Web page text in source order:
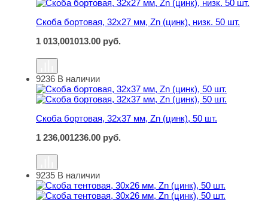
Скоба бортовая, 32х27 мм, Zn (цинк), низк. 50 шт.
1 013,001013.00 руб.
Скоба бортовая, 32х37 мм, Zn (цинк), 50 шт.
9236 В наличии
Скоба бортовая, 32х37 мм, Zn (цинк), 50 шт.
1 236,001236.00 руб.
Скоба тентовая, 30х26 мм, Zn (цинк), 50 шт.
9235 В наличии